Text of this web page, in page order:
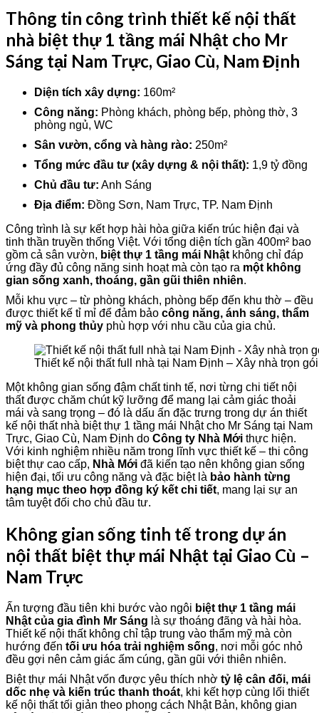
Thông tin công trình thiết kế nội thất
nhà biệt thự 1 tầng mái Nhật cho Mr
Sáng tại Nam Trực, Giao Cù, Nam Định
Diện tích xây dựng: 160m²
Công năng: Phòng khách, phòng bếp, phòng thờ, 3
phòng ngủ, WC
Sân vườn, cổng và hàng rào: 250m²
Tổng mức đầu tư (xây dựng & nội thất): 1,9 tỷ đồng
Chủ đầu tư: Anh Sáng
Địa điểm: Đồng Sơn, Nam Trực, TP. Nam Định
Công trình là sự kết hợp hài hòa giữa kiến trúc hiện đại và
tinh thần truyền thống Việt. Với tổng diện tích gần 400m² bao
gồm cả sân vườn, biệt thự 1 tầng mái Nhật không chỉ đáp
ứng đầy đủ công năng sinh hoạt mà còn tạo ra một không
gian sống xanh, thoáng, gần gũi thiên nhiên.
Mỗi khu vực – từ phòng khách, phòng bếp đến khu thờ – đều
được thiết kế tỉ mỉ để đảm bảo công năng, ánh sáng, thẩm
mỹ và phong thủy phù hợp với nhu cầu của gia chủ.
Thiết kế nội thất full nhà tại Nam Định – Xây nhà trọn
Một không gian sống đậm chất tinh tế, nơi từng chi tiết nội
thất được chăm chút kỹ lưỡng để mang lại cảm giác thoải
mái và sang trọng – đó là dấu ấn đặc trưng trong dự án thiết
kế nội thất nhà biệt thự 1 tầng mái Nhật cho Mr Sáng tại Nam
Trực, Giao Cù, Nam Định do Công ty Nhà Mới thực hiện.
Với kinh nghiệm nhiều năm trong lĩnh vực thiết kế – thi công
biệt thự cao cấp, Nhà Mới đã kiến tạo nên không gian sống
hiện đại, tối ưu công năng và đặc biệt là bảo hành từng
hạng mục theo hợp đồng ký kết chi tiết, mang lại sự an
tâm tuyệt đối cho chủ đầu tư.
Không gian sống tinh tế trong dự án
nội thất biệt thự mái Nhật tại Giao Cù –
Nam Trực
Ấn tượng đầu tiên khi bước vào ngôi biệt thự 1 tầng mái
Nhật của gia đình Mr Sáng là sự thoáng đãng và hài hòa.
Thiết kế nội thất không chỉ tập trung vào thẩm mỹ mà còn
hướng đến tối ưu hóa trải nghiệm sống, nơi mỗi góc nhỏ
đều gợi nên cảm giác ấm cúng, gần gũi với thiên nhiên.
Biệt thự mái Nhật vốn được yêu thích nhờ tỷ lệ cân đối, mái
dốc nhẹ và kiến trúc thanh thoát, khi kết hợp cùng lối thiết
kế nội thất tối giản theo phong cách Nhật Bản, không gian